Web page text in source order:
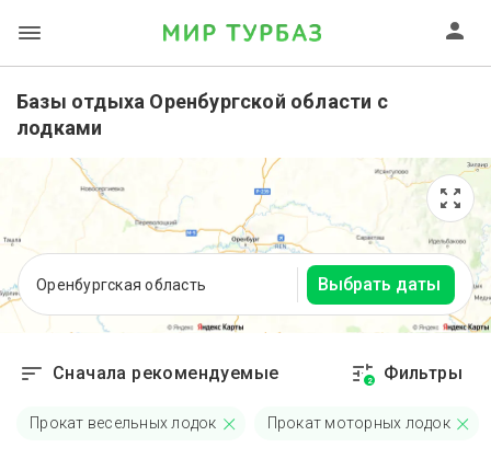
Базы отдыха Оренбургской области с
лодками
Оренбургская область Выбрать даты
Сначала рекомендуемые 2 Фильтры
Прокат весельных лодок Прокат моторных лодок